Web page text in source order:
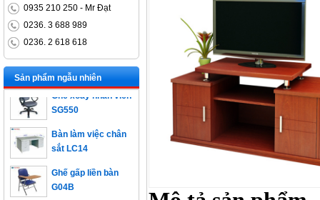
0935 210 250 - Mr Đạt
0236. 3 688 989
0236. 2 618 618
Sản phẩm ngẫu nhiên
Bàn trưởng phòng
ET1400D
Ghế xoay nhân viên
SG550
sắt LC14
G04B